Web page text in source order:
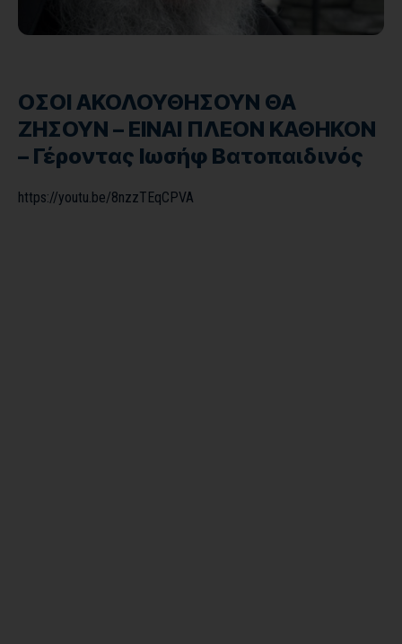
ΟΣΟΙ ΑΚΟΛΟΥΘΗΣΟΥΝ ΘΑ
ΖΗΣΟΥΝ – ΕΙΝΑΙ ΠΛΕΟΝ ΚΑΘΗΚΟΝ
– Γέροντας Ιωσήφ Βατοπαιδινός
https://youtu.be/8nzzTEqCPVA